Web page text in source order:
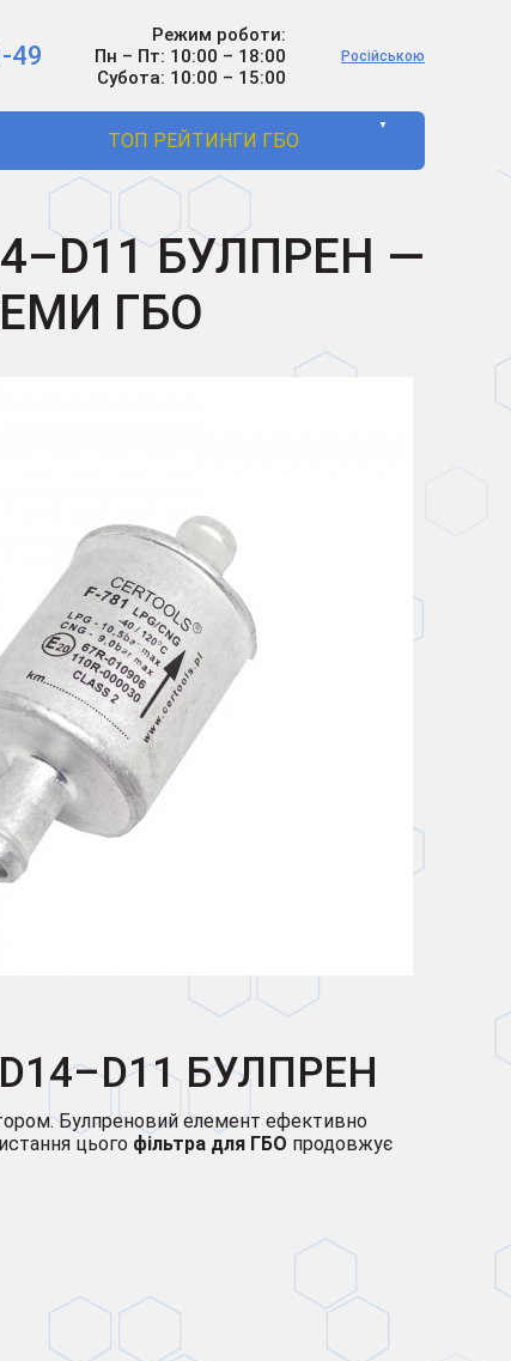
49
Режим роботи:
Пн – Пт: 10:00 – 18:00
Субота: 10:00 – 15:00
Російською
ТОП РЕЙТИНГИ ГБО
▼
БУЛПРЕН —
ГБО
БУЛПРЕН
Булпреновий елемент ефективно
цього фільтра для ГБО продовжує